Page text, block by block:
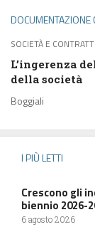
DOCUMENTAZIONE
SOCIETÀ E
L’ingerenza
della società
Boggiali
I PIÙ LETTI
Crescono gli
biennio 2026-
6 agosto 2026